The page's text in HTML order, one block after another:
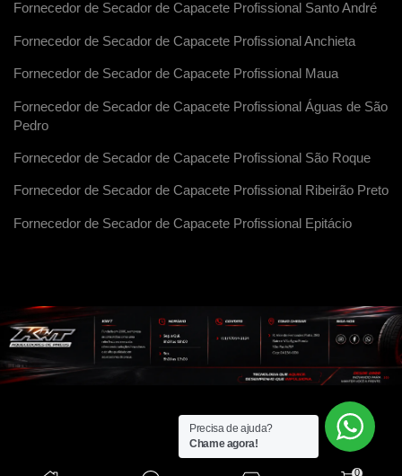
Fornecedor de Secador de Capacete Profissional Santo André
Fornecedor de Secador de Capacete Profissional Anchieta
Fornecedor de Secador de Capacete Profissional Maua
Fornecedor de Secador de Capacete Profissional Águas de São
Pedro
Fornecedor de Secador de Capacete Profissional São Roque
Fornecedor de Secador de Capacete Profissional Ribeirão Preto
Fornecedor de Secador de Capacete Profissional Epitácio
0
Precisa de ajuda?
Chame agora!